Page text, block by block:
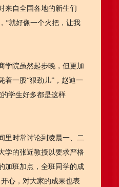
自全国各地的新生们
“就好像一个火把，让我
院虽然起步晚，但更加
着一股“狠劲儿”，赵迪一
学生好多都是这样
时常讨论到凌晨一、二
学的张近教授以要求严格
加班加点，全班同学的成
心，对大家的成果也表